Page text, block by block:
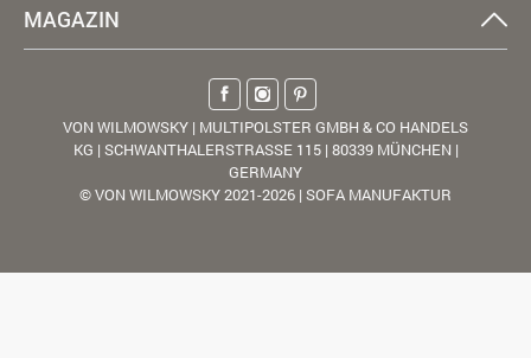
MAGAZIN
VON WILMOWSKY | MULTIPOLSTER GMBH & CO HANDELS
KG | SCHWANTHALERSTRASSE 115 | 80339 MÜNCHEN |
GERMANY
© VON WILMOWSKY 2021-2026 | SOFA MANUFAKTUR